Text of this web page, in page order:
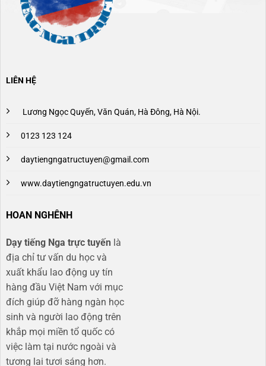
LIÊN HỆ
Lương Ngọc Quyến, Văn Quán, Hà Đông, Hà Nội.
0123 123 124
daytiengngatructuyen@gmail.com
www.daytiengngatructuyen.edu.vn
HOAN NGHÊNH
Dạy tiếng Nga trực tuyến là
địa chỉ tư vấn du học và
xuất khẩu lao động uy tín
hàng đầu Việt Nam với mục
đích giúp đỡ hàng ngàn học
sinh và người lao động trên
khắp mọi miền tổ quốc có
việc làm tại nước ngoài và
tương lai tươi sáng hơn​.